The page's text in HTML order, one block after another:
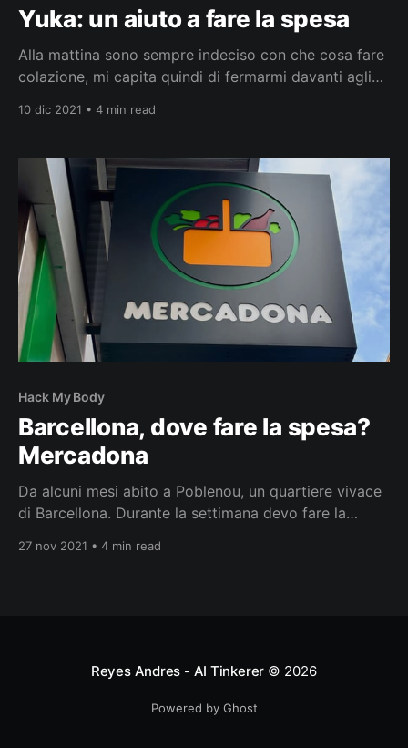
Yuka: un aiuto a fare la spesa
Alla mattina sono sempre indeciso con che cosa fare
colazione, mi capita quindi di fermarmi davanti agli
nutrizionali di un prodotto che vorrei acquistare, ma
10 dic 2021 • 4 min read
Hack My Body
Barcellona, dove fare la spesa?
Mercadona
Da alcuni mesi abito a Poblenou, un quartiere vivace
di Barcellona. Durante la settimana devo fare la
27 nov 2021 • 4 min read
Reyes Andres - AI Tinkerer © 2026
Powered by Ghost